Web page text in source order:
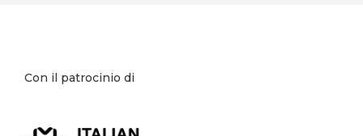
Con il patrocinio di